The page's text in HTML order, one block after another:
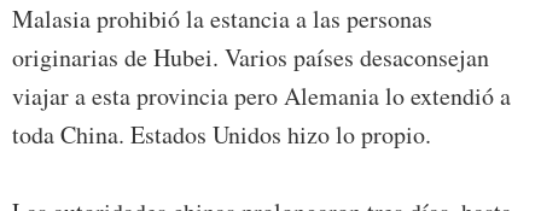
Malasia prohibió la estancia a las personas
originarias de Hubei. Varios países desaconsejan
viajar a esta provincia pero Alemania lo extendió a
toda China. Estados Unidos hizo lo propio.